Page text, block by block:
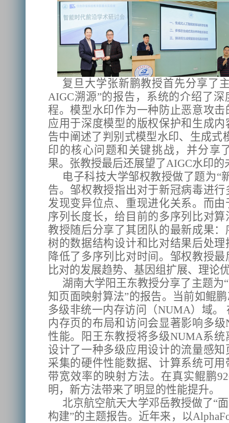
复旦大学张新鹏教授首先分享了
AIGC溯源”的报告，系统的介绍了
程。模型水印作为一种防止恶意攻
应用于深度模型的版权保护和生成
告中阐述了判别式模型水印、生成式
印的核心问题和关键挑战，并分享
果。张教授最后还展望了AIGC水印的
电子科技大学邹权教授做了题为“
告。邹权教授指出对于新冠病毒进
发现变异位点、重现进化关系。而
序列长度长，给目前的多序列比对
教授随后分享了其团队的最新成果
树的数据结构设计和比对结果后处
降低了多序列比对时间。邹权教授
比对的发展趋势、基因组扩展、理论
湖南大学阳王东教授分享了主题为
知页面映射算法”的报告。当前如鲲
多级非统一内存访问（NUMA）域。
内存页的布局和访问会显著影响多
性能。阳王东教授将多级NUMA系
设计了一种多级应用设计的流量感
采集的硬件性能数据、计算系统可
带宽效率的映射方法。在真实鲲鹏
明，新方法带来了明显的性能提升。
北京航空航天大学邓岳教授做了“
构建”的主题报告。近年来，以